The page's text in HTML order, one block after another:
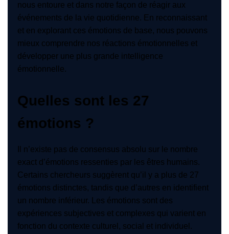
nous entoure et dans notre façon de réagir aux
événements de la vie quotidienne. En reconnaissant
et en explorant ces émotions de base, nous pouvons
mieux comprendre nos réactions émotionnelles et
développer une plus grande intelligence
émotionnelle.
Quelles sont les 27
émotions ?
Il n’existe pas de consensus absolu sur le nombre
exact d’émotions ressenties par les êtres humains.
Certains chercheurs suggèrent qu’il y a plus de 27
émotions distinctes, tandis que d’autres en identifient
un nombre inférieur. Les émotions sont des
expériences subjectives et complexes qui varient en
fonction du contexte culturel, social et individuel.